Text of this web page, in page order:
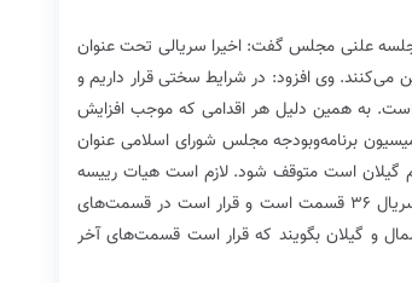
جلسه علنی مجلس گفت: اخیرا سریالی تحت عنوان
وی افزود: در شرایط سختی قرار داریم و
است. به همین دلیل هر اقدامی که موجب افزایش
برنامه‌و‌بودجه مجلس شورای اسلامی عنوان
گیلان است متوقف شود. لازم است هیات رییسه
مجلس دستور دهد که کمیسیون فرهنگی مجلس به موضوع ورود کند. می‌گویند سریال ۳۶ قسمت است و قرار است در قسمت‌های
رشت، شمال و گیلان بگویند که قرار است قسمت‌های آخر